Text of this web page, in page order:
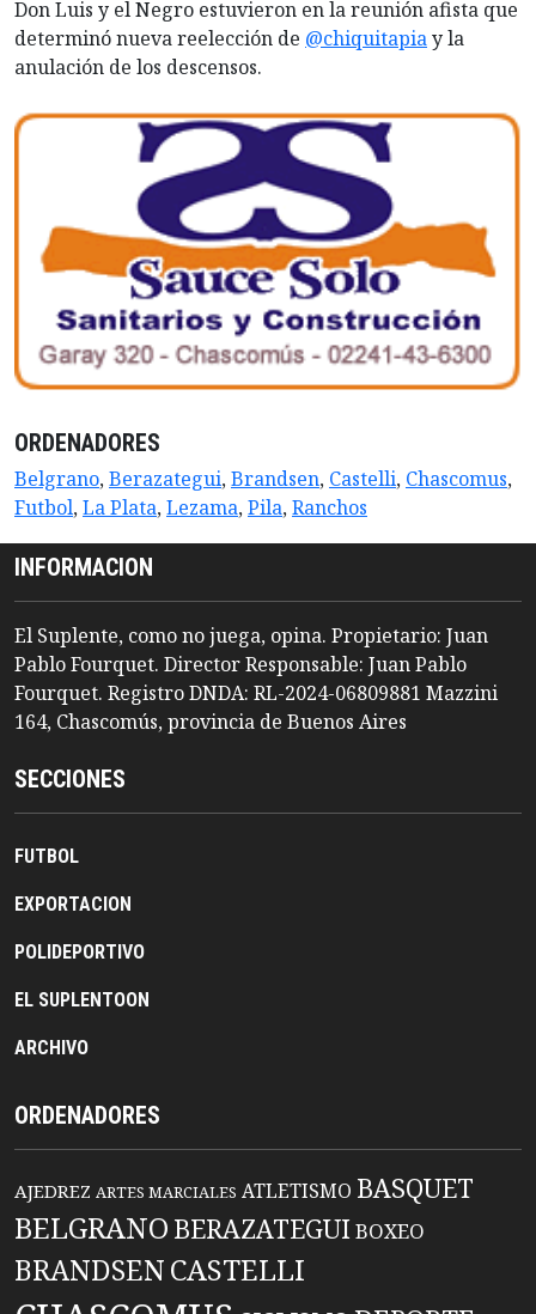
Don Luis y el Negro estuvieron en la reunión afista que
determinó nueva reelección de @chiquitapiay la
anulación de los descensos.
ORDENADORES
Belgrano,Berazategui,Brandsen, Castelli, Chascomus,
Futbol,La Plata,Lezama,Pila,Ranchos
INFORMACION
El Suplente, como no juega, opina. Propietario: Juan
Pablo Fourquet. Director Responsable: Juan Pablo
Fourquet. Registro DNDA: RL-2024-06809881 Mazzini
164, Chascomús, provincia de Buenos Aires
SECCIONES
FUTBOL
EXPORTACION
POLIDEPORTIVO
EL SUPLENTOON
ARCHIVO
ORDENADORES
AJEDREZ ARTES MARCIALES ATLETISMO BASQUET
BELGRANO BERAZATEGUIBOXEO
BRANDSENCASTELLI